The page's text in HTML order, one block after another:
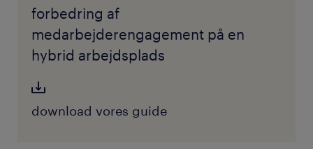
forbedring af
medarbejderengagement på en
hybrid arbejdsplads
download vores guide